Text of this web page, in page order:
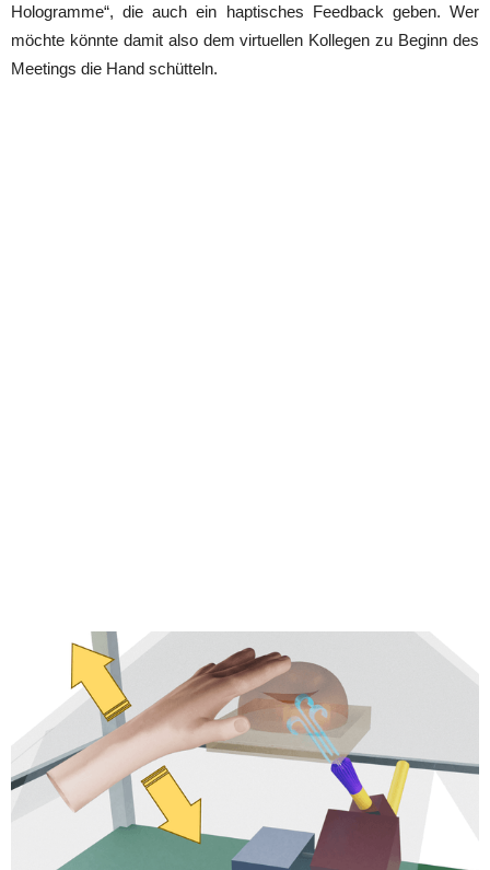
Hologramme“, die auch ein haptisches Feedback geben. Wer
möchte könnte damit also dem virtuellen Kollegen zu Beginn des
Meetings die Hand schütteln.